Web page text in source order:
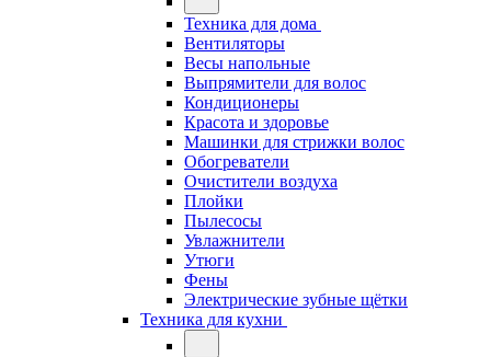
Техника для дома
Вентиляторы
Весы напольные
Выпрямители для волос
Кондиционеры
Красота и здоровье
Машинки для стрижки волос
Обогреватели
Очистители воздуха
Плойки
Пылесосы
Увлажнители
Утюги
Фены
Электрические зубные щётки
Техника для кухни